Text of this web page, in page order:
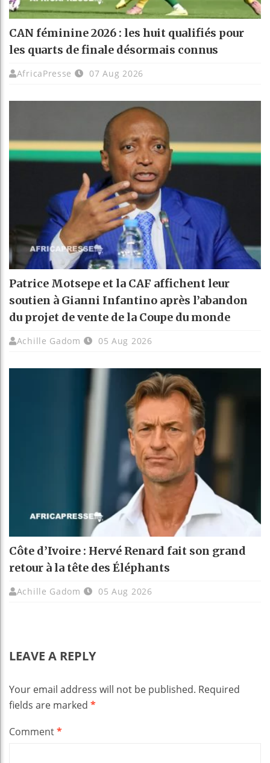
CAN féminine 2026 : les huit qualifiés pour
les quarts de finale désormais connus
AfricaPresse 07 Aug 2026
Patrice Motsepe et la CAF affichent leur
soutien à Gianni Infantino après l’abandon
du projet de vente de la Coupe du monde
Achille Gadom 05 Aug 2026
Côte d’Ivoire : Hervé Renard fait son grand
retour à la tête des Éléphants
Achille Gadom 05 Aug 2026
LEAVE A REPLY
Your email address will not be published. Required
fields are marked *
Comment*